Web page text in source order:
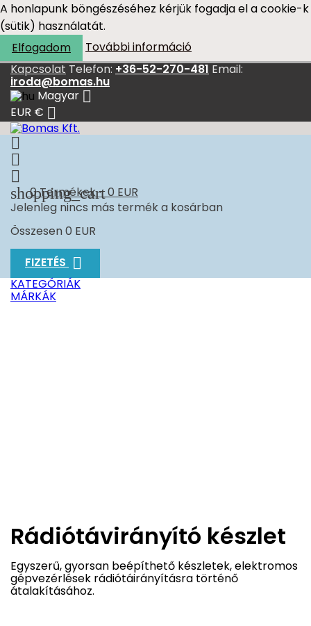
A honlapunk böngészéséhez kérjük fogadja el a cookie-k
(sütik) használatát.
Elfogadom
További információ
Kapcsolat Telefon: +36-52-270-481 Email:
iroda@bomas.hu
Magyar 
EUR € 



shopping_cart
0Termékek - 0 EUR
Jelenleg nincs más termék a kosárban
Összesen0 EUR
FIZETÉS 
KATEGÓRIÁK
MÁRKÁK
Rádiótávirányító készlet
Egyszerű, gyorsan beépíthető készletek, elektromos
gépvezérlések rádiótáirányításra történő
átalakításához.